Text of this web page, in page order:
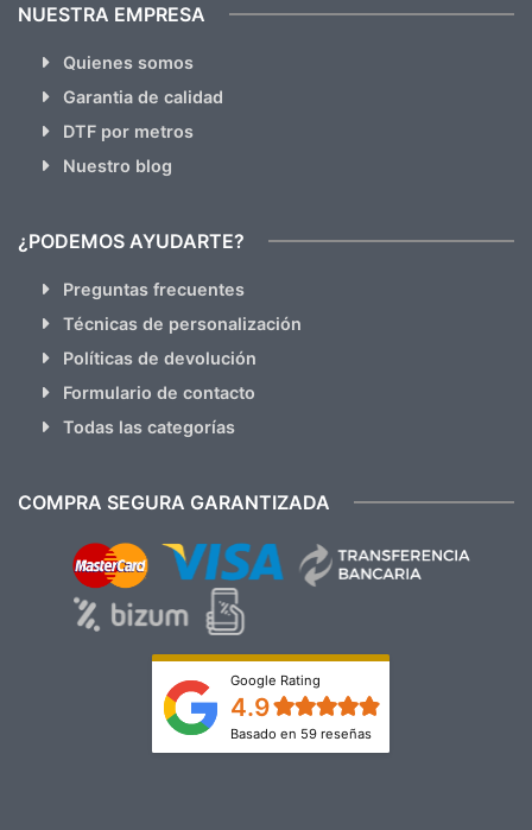
NUESTRA EMPRESA
Quienes somos
Garantia de calidad
DTF por metros
Nuestro blog
¿PODEMOS AYUDARTE?
Preguntas frecuentes
Técnicas de personalización
Políticas de devolución
Formulario de contacto
Todas las categorías
COMPRA SEGURA GARANTIZADA
Google Rating
4.9
Basado en 59 reseñas